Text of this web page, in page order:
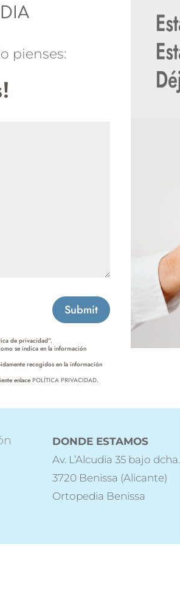
pienses:
Submit
de privacidad”.
se indica en la información
recogidos en la información
enlace POLÍTICA PRIVACIDAD.
DONDE ESTAMOS
Av. L’Alcudia 35 bajo dcha.
3720 Benissa (Alicante)
Ortopedia Benissa